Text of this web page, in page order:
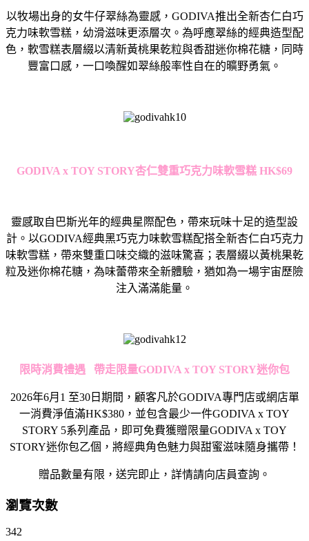
以牧場出身的女牛仔翠絲為靈感， GODIVA推出全新杏仁白巧
克力味軟雪糕，幼滑滋味更添層次。為呼應翠絲的經典造型配
色， 軟雪糕表層綴以清新黃桃果乾粒與香甜迷你棉花糖，同時
豐富口感， 一口喚醒如翠絲般率性自在的曠野勇氣。
GODIVA x TOY STORY杏仁雙重巧克力味軟雪糕 HK$69
靈感取自巴斯光年的經典星際配色，帶來玩味十足的造型設
計。以GODIVA經典黑巧克力味軟雪糕配搭全新杏仁白巧克力
味軟雪糕， 帶來雙重口味交織的滋味驚喜；表層綴以黃桃果乾
粒及迷你棉花糖， 為味蕾帶來全新體驗，猶如為一場宇宙歷險
注入滿滿能量。
限時消費禮遇 帶走限量GODIVA x TOY STORY迷你包
2026年6月1 至30日期間，顧客凡於GODIVA專門店或網店單
一消費淨值滿HK$380，並包含最少一件GODIVA x TOY
STORY 5系列產品，即可免費獲贈限量GODIVA x TOY
STORY迷你包乙個，將經典角色魅力與甜蜜滋味隨身攜帶！
贈品數量有限，送完即止，詳情請向店員查詢。
瀏覽次數
342